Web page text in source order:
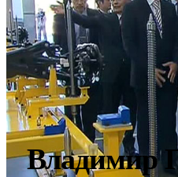
Владимир